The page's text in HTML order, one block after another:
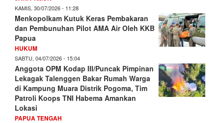
KAMIS, 30/07/2026 - 11:28
Menkopolkam Kutuk Keras Pembakaran
dan Pembunuhan Pilot AMA Air Oleh KKB
Papua
HUKUM
SABTU, 04/07/2026 - 15:04
Anggota OPM Kodap III/Puncak Pimpinan
Lekagak Talenggen Bakar Rumah Warga
di Kampung Muara Distrik Pogoma, Tim
Patroli Koops TNI Habema Amankan
Lokasi
PAPUA TENGAH